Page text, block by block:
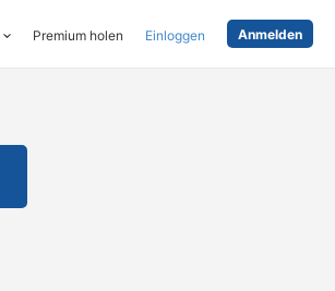
Premium holen Einloggen Anmelden